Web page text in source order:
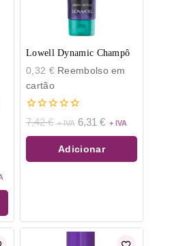
Lowell Dynamic Champô
0,32 €Reembolso em
cartão
0
de
5
7,42€ 6,31 €
Adicionar